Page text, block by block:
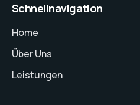
Schnellnavigation
Home
Über Uns
Leistungen